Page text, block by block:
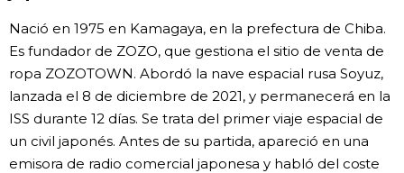
Nació en 1975 en Kamagaya, en la prefectura de Chiba.
Es fundador de ZOZO, que gestiona el sitio de venta de
ropa ZOZOTOWN. Abordó la nave espacial rusa Soyuz,
lanzada el 8 de diciembre de 2021, y permanecerá en la
ISS durante 12 días. Se trata del primer viaje espacial de
un civil japonés. Antes de su partida, apareció en una
emisora de radio comercial japonesa y habló del coste